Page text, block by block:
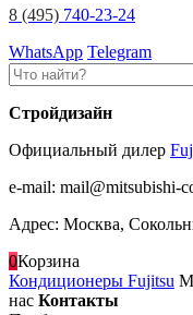
8 (495) 740-23-24
WhatsApp Telegram
Стройдизайн
Официальный дилер
e-mail: mail@mitsubishi-
Адрес: Москва,
0Корзина
Кондиционеры Fujitsu
нас Контакты